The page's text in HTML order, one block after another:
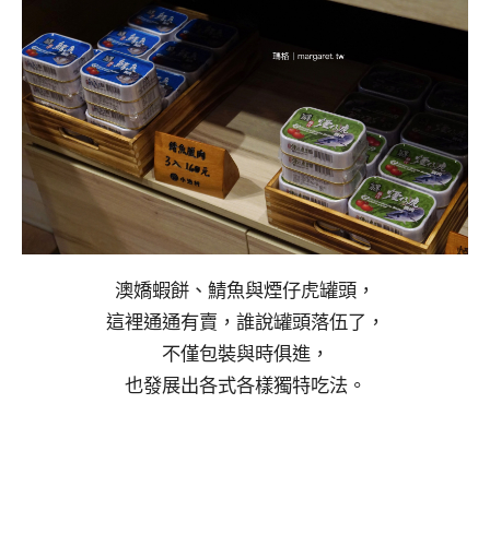
澳嬌蝦餅、鯖魚與煙仔虎罐頭，
這裡通通有賣，誰說罐頭落伍了，
不僅包裝與時俱進，
也發展出各式各樣獨特吃法。